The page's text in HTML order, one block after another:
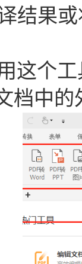
结果
这个
档中的